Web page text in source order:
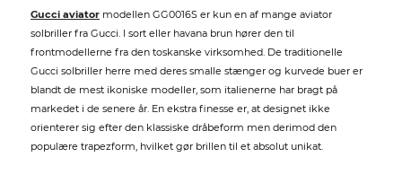
Gucci aviator modellen GG0016S er kun en af mange aviator
solbriller fra Gucci. I sort eller havana brun hører den til
frontmodellerne fra den toskanske virksomhed. De traditionelle
Gucci solbriller herre med deres smalle stænger og kurvede buer er
blandt de mest ikoniske modeller, som italienerne har bragt på
markedet i de senere år. En ekstra finesse er, at designet ikke
orienterer sig efter den klassiske dråbeform men derimod den
populære trapezform, hvilket gør brillen til et absolut unikat.